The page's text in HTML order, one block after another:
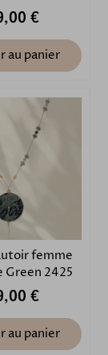
€
au panier
femme
Green 2425
€
au panier